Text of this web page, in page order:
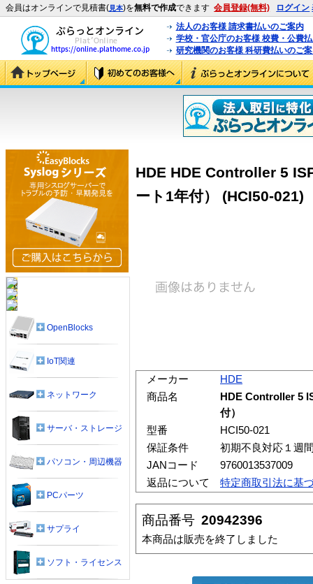
会員はオンラインで見積書(見本)を無料で作成できます 会員登録(無料) ログイン
法人のお客様 請求書払いのご案内
学校・官公庁のお客様 校費・公費
研究機関のお客様 科研費払いのご
HDE HDE Controller 5
ート1年付） (HCI50-021)
メーカー
HDE
商品名
HDE Controller 5
付）
型番
HCI50-021
保証条件
初期不良対応１週
JANコード
9760013537009
返品について
特定商取引法に基
商品番号 20942396
本商品は販売を終了しました
OpenBlocks
IoT関連
ネットワーク
サーバ・ストレージ
パソコン・周辺機器
PCパーツ
サプライ
ソフト・ライセンス